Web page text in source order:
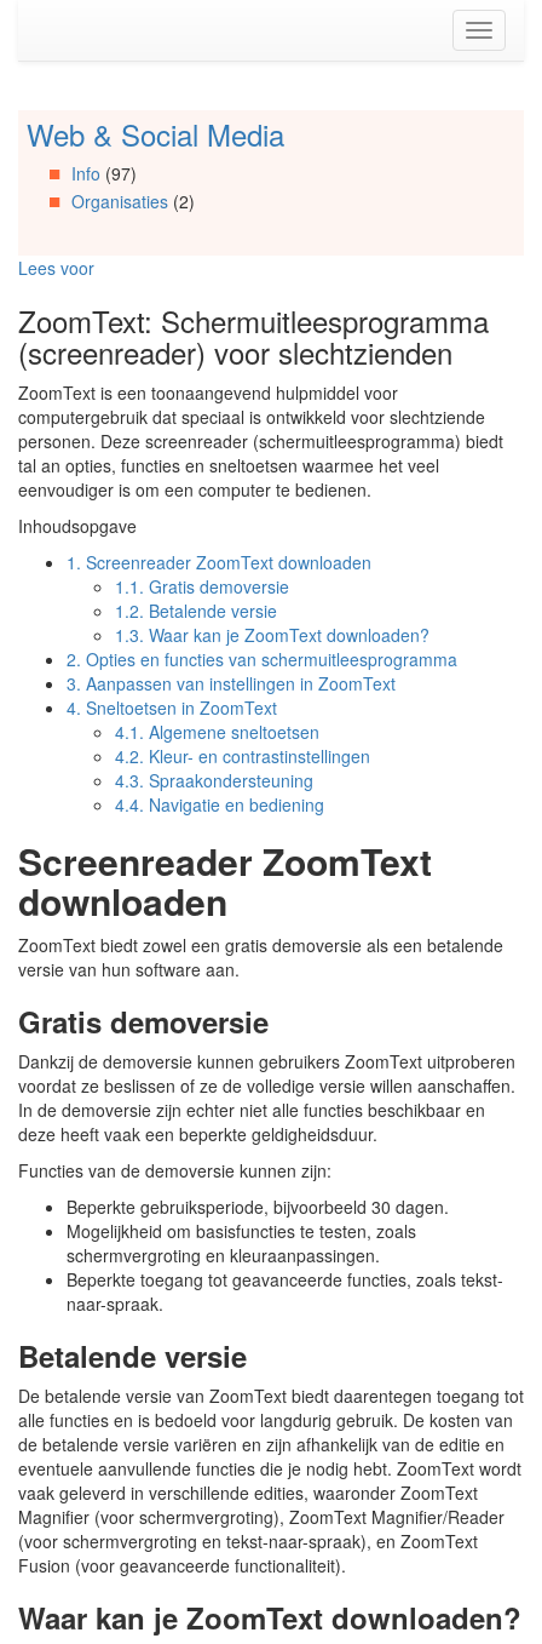
(Accesskey
Toggle
Spring
Artikels
Spring
Spring
Organisaties
Spring
Social
media
Web & Social Media
Info (97)
Organisaties(2)
Lees voor
ZoomText: Schermuitleesprogramma
(screenreader) voor slechtzienden
ZoomText is een toonaangevend hulpmiddel voor
computergebruik dat speciaal is ontwikkeld voor slechtziende
personen. Deze screenreader (schermuitleesprogramma) biedt
tal an opties, functies en sneltoetsen waarmee het veel
eenvoudiger is om een computer te bedienen.
Inhoudsopgave
1. Screenreader ZoomText downloaden
1.1. Gratis demoversie
1.2. Betalende versie
1.3. Waar kan je ZoomText downloaden?
2. Opties en functies van schermuitleesprogramma
3. Aanpassen van instellingen in ZoomText
4. Sneltoetsen in ZoomText
4.1. Algemene sneltoetsen
4.2. Kleur- en contrastinstellingen
4.3. Spraakondersteuning
4.4. Navigatie en bediening
Screenreader ZoomText
downloaden
ZoomText biedt zowel een gratis demoversie als een betalende
versie van hun software aan.
Gratis demoversie
Dankzij de demoversie kunnen gebruikers ZoomText uitproberen
voordat ze beslissen of ze de volledige versie willen aanschaffen.
In de demoversie zijn echter niet alle functies beschikbaar en
deze heeft vaak een beperkte geldigheidsduur.
Functies van de demoversie kunnen zijn:
Beperkte gebruiksperiode, bijvoorbeeld 30 dagen.
Mogelijkheid om basisfuncties te testen, zoals
schermvergroting en kleuraanpassingen.
Beperkte toegang tot geavanceerde functies, zoals tekst-
naar-spraak.
Betalende versie
De betalende versie van ZoomText biedt daarentegen toegang tot
alle functies en is bedoeld voor langdurig gebruik. De kosten van
de betalende versie variëren en zijn afhankelijk van de editie en
eventuele aanvullende functies die je nodig hebt. ZoomText wordt
vaak geleverd in verschillende edities, waaronder ZoomText
Magnifier (voor schermvergroting), ZoomText Magnifier/Reader
(voor schermvergroting en tekst-naar-spraak), en ZoomText
Fusion (voor geavanceerde functionaliteit).
Waar kan je ZoomText downloaden?